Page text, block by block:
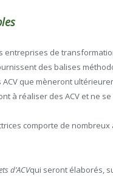
entreprises de
des balises
que mèneront
à réaliser des ACV et ne
comporte de
d’ACVqui seront élaborés,